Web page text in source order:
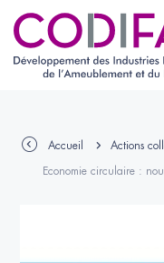
Accueil Actions
Economie circulaire :